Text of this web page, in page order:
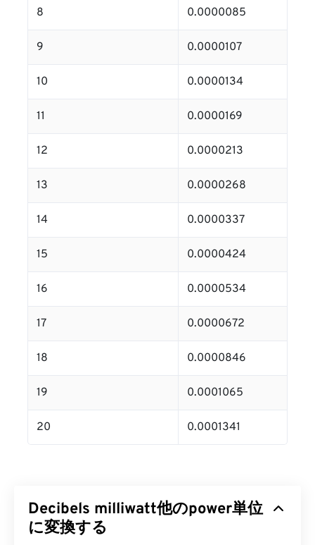
8 0.0000085
9 0.0000107
10 0.0000134
11 0.0000169
12 0.0000213
13 0.0000268
14 0.0000337
15 0.0000424
16 0.0000534
17 0.0000672
18 0.0000846
19 0.0001065
20 0.0001341
Decibels milliwatt他のpower単位
に変換する